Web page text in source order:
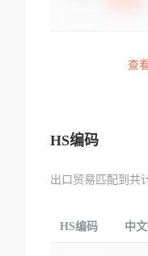
查
HS编码
出口贸易匹配到共
HS编码 中